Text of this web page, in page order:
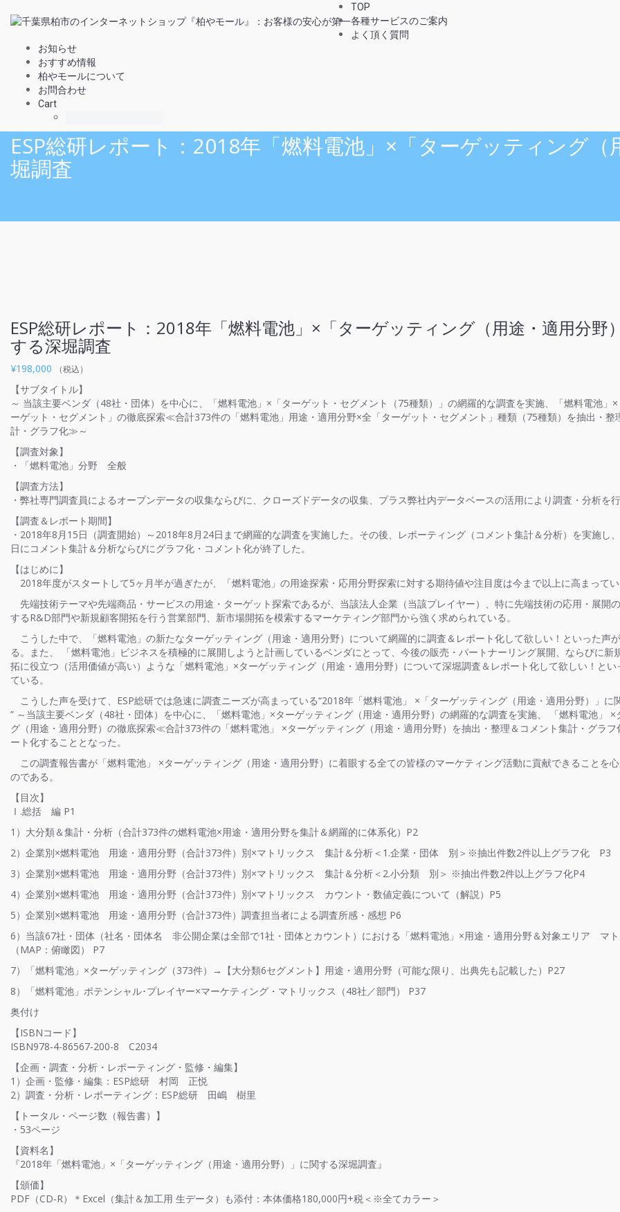
TOP
各種サービスのご案内
よく頂く質問
お知らせ
おすすめ情報
柏やモールについて
お問合わせ
Cart
ESP総研レポート：2018年「燃料電池」×「ターゲッティング
堀調査
ESP総研レポート：2018年「燃料電池」×「ターゲッティング（用途・適用分野
する深堀調査
¥198,000 （税込）
【サブタイトル】
～ 当該主要ベンダ（48社・団体）を中心に、「燃料電池」×「ターゲット・セグメント（75種類）」の網羅的な調査を実施、「燃料電池」
ーゲット・セグメント」の徹底探索≪合計373件の「燃料電池」用途・適用分野×全「ターゲット・セグメント」種類（75種類）を抽出・整
計・グラフ化≫～
【調査対象】
・「燃料電池」分野 全般
【調査方法】
・弊社専門調査員によるオープンデータの収集ならびに、クローズドデータの収集、プラス弊社内データベースの活用により調査・分析を行
【調査＆レポート期間】
・2018年8月15日（調査開始）～2018年8月24日まで網羅的な調査を実施した。その後、レポーティング（コメント集計＆分析）を実施し
日にコメント集計＆分析ならびにグラフ化・コメント化が終了した。
【はじめに】
2018年度がスタートして5ヶ月半が過ぎたが、「燃料電池」の用途探索・応用分野探索に対する期待値や注目度は今まで以上に高まってい
先端技術テーマや先端商品・サービスの用途・ターゲット探索であるが、当該法人企業（当該プレイヤー）、特に先端技術の応用・展開
するR&D部門や新規顧客開拓を行う営業部門、新市場開拓を模索するマーケティング部門から強く求められている。
こうした中で、「燃料電池」の新たなターゲッティング（用途・適用分野）について網羅的に調査＆レポート化して欲しい！といった声
る。また、 「燃料電池」ビジネスを積極的に展開しようと計画しているベンダにとって、今後の販売・パートナーリング展開、ならびに新
拓に役立つ（活用価値が高い）ような「燃料電池」×ターゲッティング（用途・適用分野）について深堀調査＆レポート化して欲しい！とい
ている。
こうした声を受けて、ESP総研では急速に調査ニーズが高まっている“2018年「燃料電池」 ×「ターゲッティング（用途・適用分野）」に
” ～当該主要ベンダ（48社・団体）を中心に、「燃料電池」×ターゲッティング（用途・適用分野）の網羅的な調査を実施、 「燃料電池」 ×
グ（用途・適用分野）の徹底探索≪合計373件の「燃料電池」 ×ターゲッティング（用途・適用分野）を抽出・整理＆コメント集計・グラ
ート化することとなった。
この調査報告書が「燃料電池」 ×ターゲッティング（用途・適用分野）に着眼する全ての皆様のマーケティング活動に貢献できることを
のである。
【目次】
Ⅰ.総括 編 P1
1）大分類＆集計・分析（合計373件の燃料電池×用途・適用分野を集計＆網羅的に体系化）P2
2）企業別×燃料電池 用途・適用分野（合計373件）別×マトリックス 集計＆分析＜1.企業・団体 別＞※抽出件数2件以上グラフ化 P3
3）企業別×燃料電池 用途・適用分野（合計373件）別×マトリックス 集計＆分析＜2.小分類 別＞ ※抽出件数2件以上グラフ化P4
4）企業別×燃料電池 用途・適用分野（合計373件）別×マトリックス カウント・数値定義について（解説）P5
5）企業別×燃料電池 用途・適用分野（合計373件）調査担当者による調査所感・感想 P6
6）当該67社・団体（社名・団体名 非公開企業は全部で1社・団体とカウント）における「燃料電池」×用途・適用分野＆対象エリア マ
（MAP：俯瞰図） P7
7）「燃料電池」×ターゲッティング（373件）→【大分類6セグメント】用途・適用分野（可能な限り、出典先も記載した）P27
8）「燃料電池」ポテンシャル･プレイヤー×マーケティング・マトリックス（48社／部門） P37
奥付け
【ISBNコード】
ISBN978-4-86567-200-8 C2034
【企画・調査・分析・レポーティング・監修・編集】
1）企画・監修・編集：ESP総研 村岡 正悦
2）調査・分析・レポーティング：ESP総研 田嶋 樹里
【トータル・ページ数（報告書）】
・53ページ
【資料名】
『2018年「燃料電池」×「ターゲッティング（用途・適用分野）」に関する深堀調査』
【頒価】
PDF（CD-R）＊Excel（集計＆加工用 生データ）も添付：本体価格180,000円+税＜※全てカラー＞